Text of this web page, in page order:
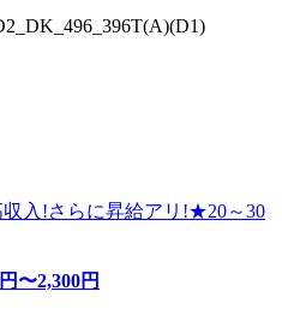
収入!さらに昇給アリ!★20～30
円〜2,300円